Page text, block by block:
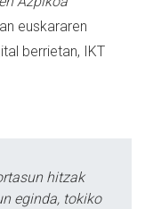
euskararen
berrietan, IKT
hitzak
eginda, tokiko